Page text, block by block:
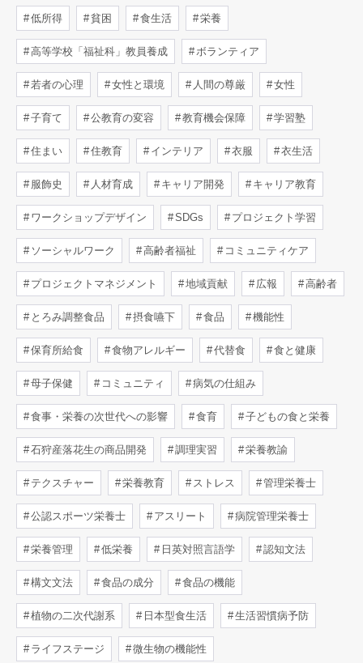
低所得 貧困 食生活 栄養
高等学校「福祉科」教員養成 ボランティア
若者の心理 女性と環境 人間の尊厳 女性
子育て 公教育の変容 教育機会保障 学習塾
住まい 住教育 インテリア 衣服 衣生活
服飾史 人材育成 キャリア開発 キャリア教育
ワークショップデザイン SDGs プロジェクト学習
ソーシャルワーク 高齢者福祉 コミュニティケア
プロジェクトマネジメント 地域貢献 広報 高齢者
とろみ調整食品 摂食嚥下 食品 機能性
保育所給食 食物アレルギー 代替食 食と健康
母子保健 コミュニティ 病気の仕組み
食事・栄養の次世代への影響 食育 子どもの食と栄養
石狩産落花生の商品開発 調理実習 栄養教諭
テクスチャー 栄養教育 ストレス 管理栄養士
公認スポーツ栄養士 アスリート 病院管理栄養士
栄養管理 低栄養 日英対照言語学 認知文法
構文文法 食品の成分 食品の機能
植物の二次代謝系 日本型食生活 生活習慣病予防
ライフステージ 微生物の機能性